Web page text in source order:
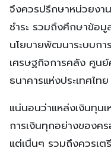
จึงควรปรึกษาหน่วยงา
ชำระ รวมถึงศึกษาข้อ
นโยบายพัฒนาระบบกา
เศรษฐกิจการคลัง ศูนย์
ธนาคารแห่งประเทศไทย
แน่นอนว่าแหล่งเงินทุน
การเงินทุกอย่างของ
แต่เนิ่นๆ รวมถึงควรเต